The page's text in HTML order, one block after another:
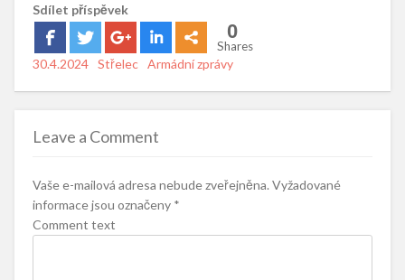
Sdílet příspěvek
0
Shares
Posted
30.4.2024 Author
Střelec Categories
Armádní zprávy
Leave a Comment
Vaše e-mailová adresa nebude zveřejněna. Vyžadované
informace jsou označeny *
Comment text